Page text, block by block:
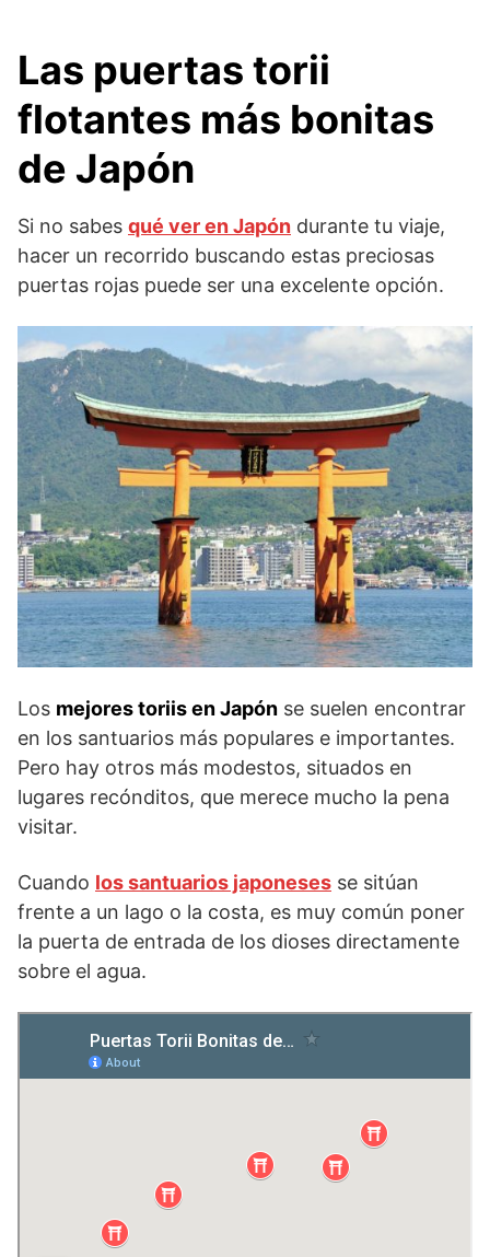
Las puertas torii
flotantes más bonitas
de Japón
Si no sabes qué ver en Japón durante tu viaje,
hacer un recorrido buscando estas preciosas
puertas rojas puede ser una excelente opción.
Los mejores toriis en Japón se suelen encontrar
en los santuarios más populares e importantes.
Pero hay otros más modestos, situados en
lugares recónditos, que merece mucho la pena
visitar.
Cuando los santuarios japoneses se sitúan
frente a un lago o la costa, es muy común poner
la puerta de entrada de los dioses directamente
sobre el agua.